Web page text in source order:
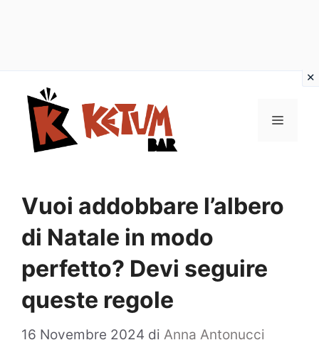
contenuto
Menu
Vuoi addobbare l’albero
di Natale in modo
perfetto? Devi seguire
queste regole
16 Novembre 2024 di Anna Antonucci